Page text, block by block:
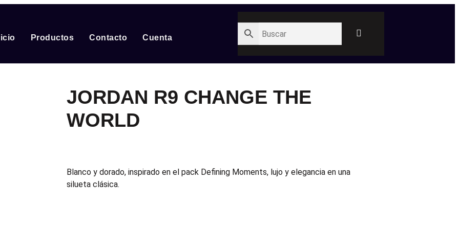
Productos Contacto Cuenta
JORDAN R9 CHANGE THE
WORLD
Blanco y dorado, inspirado en el pack Defining Moments, lujo y elegancia en una
silueta clásica.